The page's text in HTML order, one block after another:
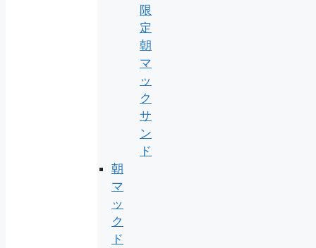
限
定
朝
マ
ッ
ク
サ
ン
ド
朝
マ
ッ
ク
ド